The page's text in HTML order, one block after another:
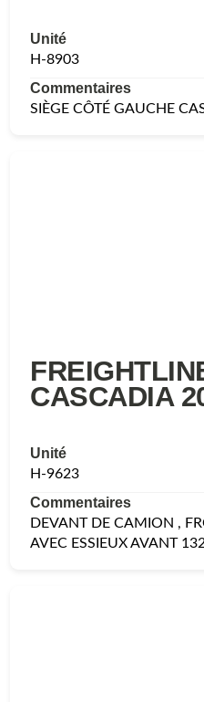
Unité
H-8903
Commentaires
SIÈGE CÔTÉ GAUCHE
CASCADIA
Unité
H-9623
Commentaires
DEVANT DE CAMION ,
AVEC ESSIEUX AVANT